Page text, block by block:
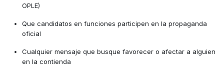
OPLE)
Que candidatos en funciones participen en la propaganda
oficial
Cualquier mensaje que busque favorecer o afectar a alguien
en la contienda